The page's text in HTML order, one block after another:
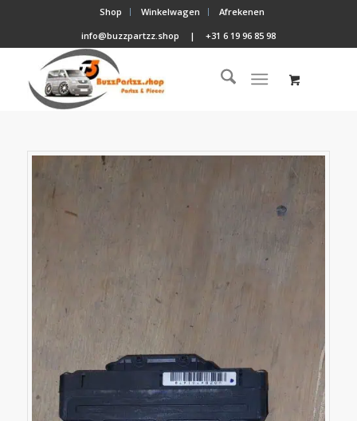
Shop Winkelwagen
Afrekenen
info@buzzpartzz.shop
| +31 6 19 96 85 98